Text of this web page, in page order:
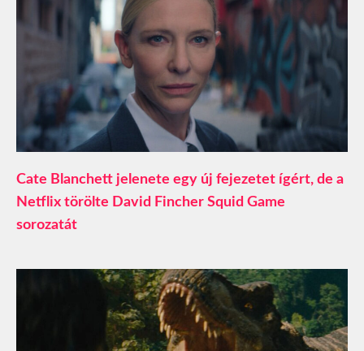
Cate Blanchett jelenete egy új fejezetet ígért, de a
Netflix törölte David Fincher Squid Game
sorozatát